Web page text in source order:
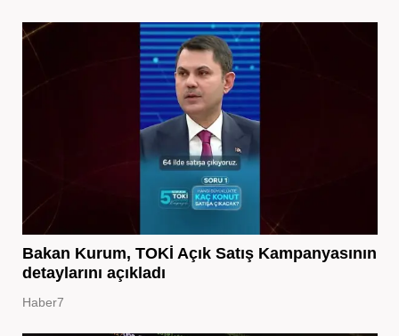
Bakan Kurum, TOKİ Açık Satış Kampanyasının
detaylarını açıkladı
Haber7